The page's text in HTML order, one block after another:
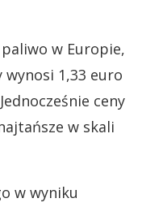
w Europie,
1,33 euro
ceny
w skali
w wyniku